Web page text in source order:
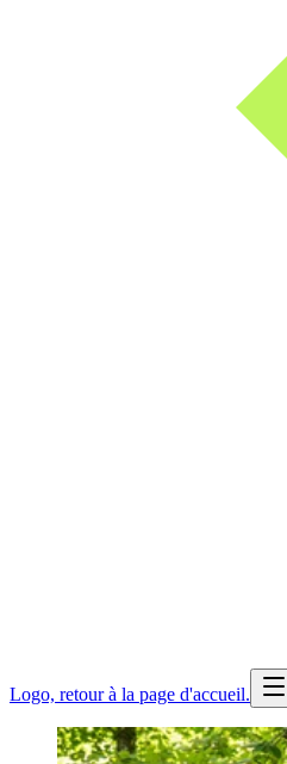
Logo, retour à la page d'accueil.